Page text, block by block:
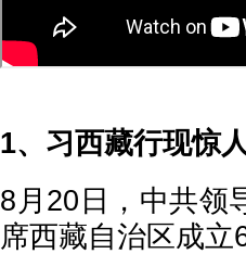
1、习西藏行现惊
8月20日，中共领
席西藏自治区成